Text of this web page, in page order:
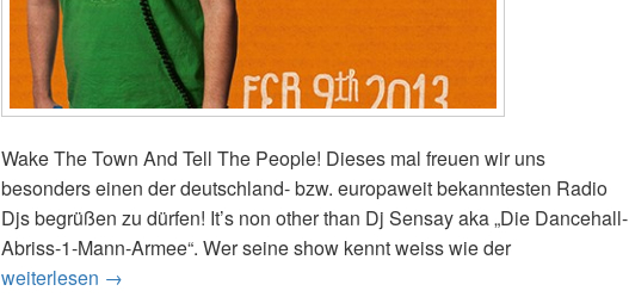
Wake The Town And Tell The People! Dieses mal freuen wir uns
besonders einen der deutschland- bzw. europaweit bekanntesten Radio
Djs begrüßen zu dürfen! It’s non other than Dj Sensay aka „Die Dancehall-
Abriss-1-Mann-Armee“. Wer seine show kennt weiss wie der
weiterlesen 9.2. „WAKE THE TOWN…!“ ls. DJ SENSAY (LEIPZIG)
→